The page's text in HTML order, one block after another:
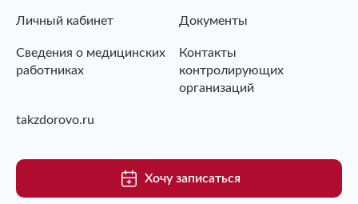
Личный кабинет Документы
Сведения о медицинских
работниках
Контакты
контролирующих
организаций
takzdorovo.ru
Хочу записаться